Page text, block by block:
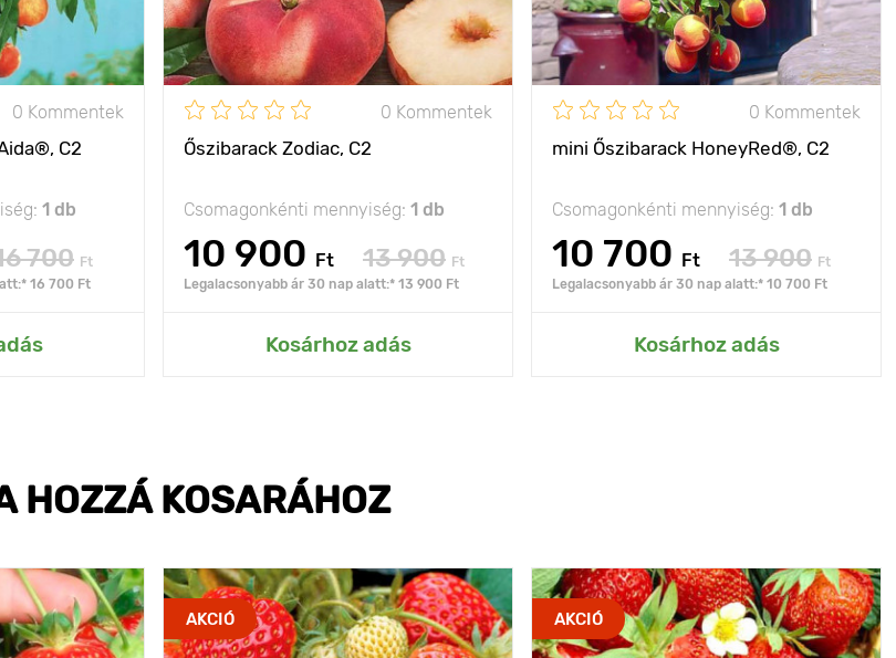
0 Kommentek
C2
1 db
700 Ft
16 700 Ft
0 Kommentek
Őszibarack Zodiac, C2
Csomagonkénti mennyiség: 1 db
10 900 Ft 13 900 Ft
Legalacsonyabb ár 30 nap alatt:* 13 900 Ft
Kosárhoz adás
0 Kommentek
mini Őszibarack HoneyRed®, C2
Csomagonkénti mennyiség: 1 db
10 700 Ft 13 900 Ft
Legalacsonyabb ár 30 nap alatt:* 10 700 Ft
Kosárhoz adás
HOZZÁ KOSARÁHOZ
AKCIÓ AKCIÓ